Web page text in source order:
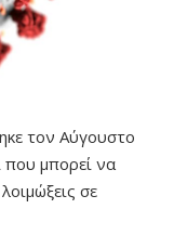
τον Αύγουστο
που μπορεί να
σε